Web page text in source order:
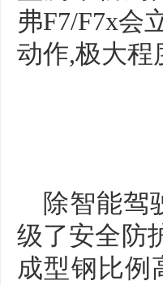
弗F7/F7x会
动作,极大程
除智能驾
级了安全防
成型钢比例